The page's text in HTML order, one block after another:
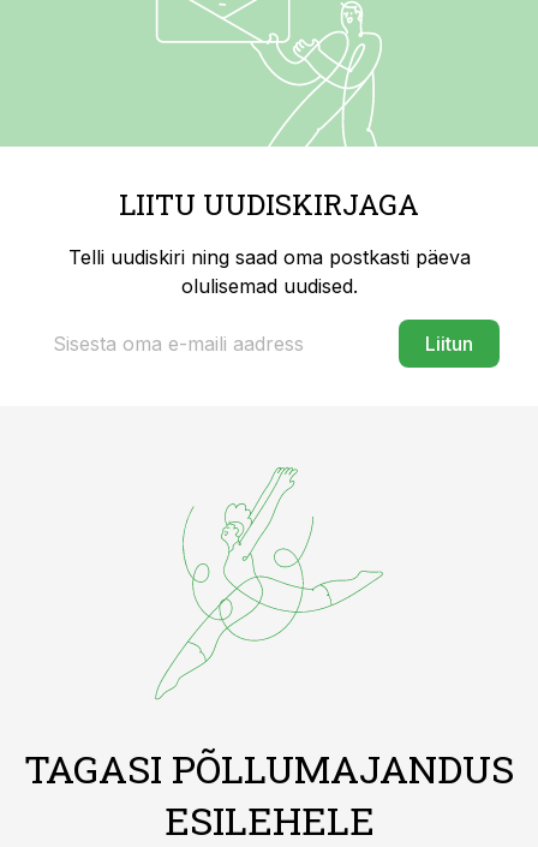
LIITU UUDISKIRJAGA
Telli uudiskiri ning saad oma postkasti päeva
olulisemad uudised.
Liitun
TAGASI PÕLLUMAJANDUS
ESILEHELE